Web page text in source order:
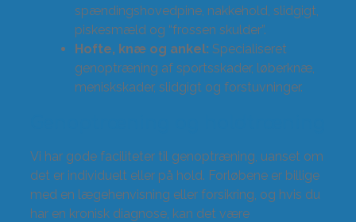
spændingshovedpine, nakkehold, slidgigt,
piskesmæld og “frossen skulder”.
Hofte, knæ og ankel: Specialiseret
genoptræning af sportsskader, løberknæ,
meniskskader, slidgigt og forstuvninger.
Vi har gode faciliteter til genoptræning, uanset om
det er individuelt eller på hold. Forløbene er billige
med en lægehenvisning eller forsikring, og hvis du
har en kronisk diagnose, kan det være